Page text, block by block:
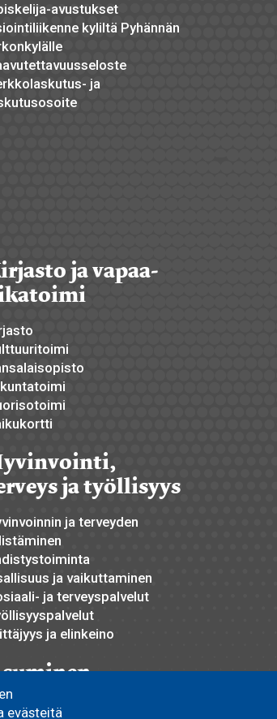
evästeitä
avustukset
kyliltä Pyhännän
ja
ja vapaa-
ja työllisyys
ja terveyden
ja vaikuttaminen
ja terveyspalvelut
ja elinkeino
Monitoimitalo